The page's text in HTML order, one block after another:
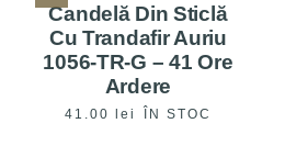
Candelă Din Sticlă
Cu Trandafir Auriu
1056-TR-G – 41 Ore
Ardere
41.00 lei ÎN STOC